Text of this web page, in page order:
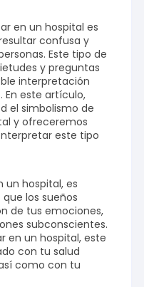
en un hospital es
confusa y
Este tipo de
y preguntas
interpretación
En este artículo,
el simbolismo de
y ofreceremos
este tipo
un hospital, es
los sueños
de tus emociones,
subconscientes.
en un hospital, este
con tu salud
como con tu